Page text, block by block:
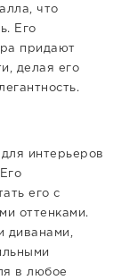
что
Его
придают
делая его
интерьеров
его с
оттенками.
диванами,
в любое